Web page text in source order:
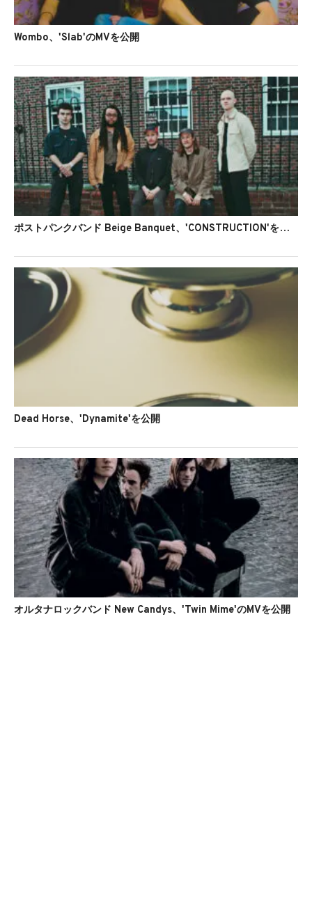
Wombo、'Slab'のMVを公開
ポストパンクバンド Beige Banquet、'CONSTRUCTION'を公開
Dead Horse、'Dynamite'を公開
オルタナロックバンド New Candys、'Twin Mime'のMVを公開